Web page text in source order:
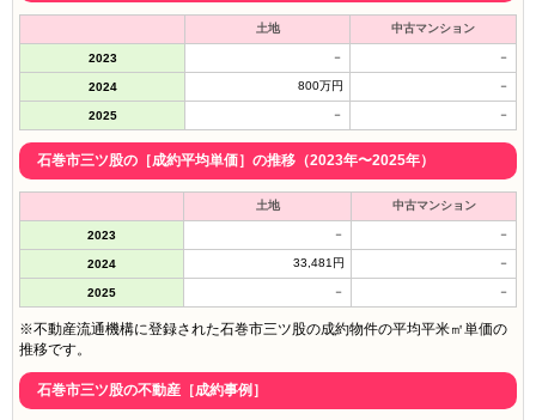
土地 中古マンション
2023 － －
2024 800万円 －
2025 － －
石巻市三ツ股の［成約平均単価］の推移（2023年〜2025年）
土地 中古マンション
2023 － －
2024 33,481円 －
2025 － －
※不動産流通機構に登録された石巻市三ツ股の成約物件の平均平米㎡単価の
推移です。
石巻市三ツ股の不動産［成約事例］